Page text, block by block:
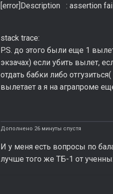
[error]Description : assertion
stack trace:
P.S. до этого были еще 1
экзачах) если убить вылет,
отдать бабки либо
вылетает а я на аграпроме
Дополнено 26 минуты спустя
И у меня есть вопросы по
лучше того же ТБ-1 от